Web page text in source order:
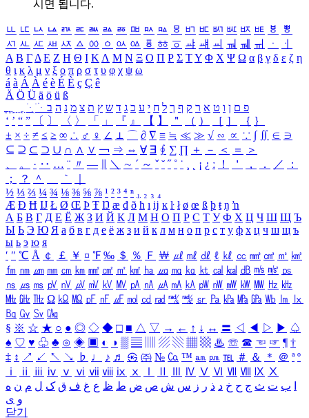
시면 됩니다.
ㅥ ㅦ ㅧ ㅨ ㅩ ㅪ ㅫ ㅬ ㅭ ㅮ ㅯ ㅰ ㅱ ㅲ ㅳ ㅴ ㅵ ㅶ ㅷ ㅸ
ㅹ
ㅺ ㅻ ㅼ ㅽ ㅾ ㅿ ㆀ ㆁ ㆂ ㆃ ㆄ ㆅ ㆆ ㆇ ㆈ ㆉ ㆊ ㆋ ㆌ ㆍ
ㆎ
Α Β ΓΔ Ε Ζ Η Θ Ι ΚΛ Μ Ν Ξ Ο Π Ρ Σ ΤΥ Φ Χ Ψ Ω α β γ δ ε ζ η
θ ι κ λ μ ν ξ ο π ρ σ τ υ φ χ ψ ω
á à Á À é è É È ç Ç ê
Ä Ö Ü ä ö ü ß
ִֶֹ ֻּ ׁׂ פ ם ן ו ט א ר ק ף ך ל ח י ע כ ג ד ש ץ ת צ מ נ ה ב
‘ ’ “ ” 〔 〕 〈 〉 「 」 『 』 【 】 ＂ （ ） ［ ］ ｛ ｝
± × ÷ ≠ ≤ ≥ ∞ ∴ ♂ ♀ ∠ ⊥ ⌒ ∂ ∇ ≡ ≒ ≪ ≫ √ ∽ ∝ ∵ ∫ ∬ ∈ ∋
⊆ ⊇ ⊂ ⊃ ∪ ∩ ∧ ∨ ￢ ⇒ ⇔ ∀ ∃ ∮ ∑ ∏ ＋ － ＜ ＝
＞
、
。 · ‥ … ¨ 〃 ― ＼ ∼ ´ ～ ˇ ˘ ˝ ˚ ˙ ¸ ¡ ¿ ː ！ ＇ ， ． ／
：
；
？ ＾ ｀
½ ⅓ ⅔ ¼ ¾ ⅛ ⅜ ⅝ ⅞ ¹ ² ³ ⁴ ⁿ ₁ ₂ ₃ ₄
Æ Ð Ħ Ĳ Ł Ø Œ Þ Ŧ Ŋ æ đ ð ħ ı ĳ ĸ ŀ ł ø œ ß þ ŧ ŋ ŉ
А Б В Г Д Е Ё Ж З И Й К Л М Н О П Р С Т У Ф Х Ц Ч Ш Щ Ъ
Ы Ь Э Ю Я а б в г д е ё ж з и й к л м н о п р с т у ф х ц ч ш щ ъ
ы ь э ю я
′ ″ ℃ Å ￠ ￡ ￥ ¤ ℉ ‰ ＄ ％ Ｆ ￦ ㎕ ㎖ ㎗ ℓ ㎘ ㏄ ㎣ ㎤ ㎥ ㎦
㎙ ㎚ ㎛ ㎜ ㎝ ㎞ ㎟ ㎠ ㎡ ㎢ ㏊ ㎍ ㎎ ㎏ ㏏ ㎈ ㎉ ㏈ ㎧ ㎨ ㎰
㎱ ㎲ ㎳ ㎴ ㎵ ㎶ ㎷ ㎸ ㎹ ㎀ ㎁ ㎂ ㎃ ㎄ ㎺ ㎻ ㎽ ㎾ ㎿ ㎐ ㎑
㎒ ㎓ ㎔ Ω ㏀ ㏁ ㎊ ㎋ ㎌ ㏖ ㏅ ㎭ ㎮ ㎯ ㏛ ㎩ ㎪ ㎫ ㎬ ㏝ ㏐
㏓
㏃ ㏉ ㏜ ㏆
§ ※ ☆ ★ ○ ● ◎ ◇ ◆ □ ■ △ ▽ → ← ↑ ↓ ↔ 〓 ◁ ◀ ▷ ▶ ♤
♠ ♡ ♥ ♧ ♣ ⊙ ◈ ▣ ◐ ◑ ▒ ▤ ▨ ▧ ▦ ▩ ♨ ☏ ☎ ☜ ☞ ¶ †
‡ ↕ ↗ ↙ ↖ ↘ ♭ ♩ ♪ ♬ ㉿ ㈜ № ㏇ ™ ㏂ ㏘ ℡ ＃ ＆ ＊ ＠ ª º
ⅰ
ⅱ ⅲ ⅳ ⅴ ⅵ ⅶ ⅷ ⅸ ⅹ Ⅳ Ⅴ Ⅵ Ⅶ Ⅷ Ⅸ Ⅹ
ب ت ث ج ح خ د ذ ر ز س ش ص ض ط ظ ع غ ف ق ک ل م ن ه
و ی
닫기